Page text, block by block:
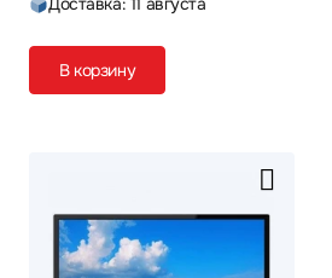
В корзину